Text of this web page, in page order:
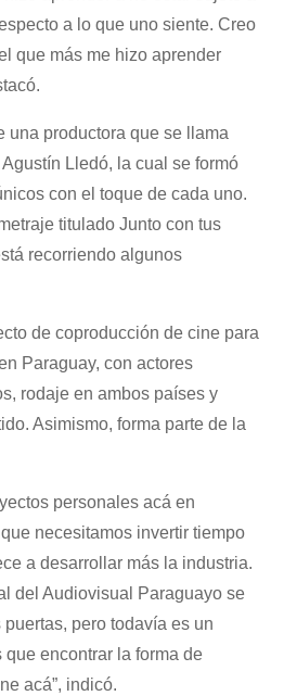
a lo que uno siente. Creo
que más me hizo aprender
una productora que se llama
Lledó, la cual se formó
con el toque de cada uno.
titulado Junto con tus
recorriendo algunos
de coproducción de cine para
Paraguay, con actores
rodaje en ambos países y
Asimismo, forma parte de la
personales acá en
necesitamos invertir tiempo
a desarrollar más la industria.
del Audiovisual Paraguayo se
pero todavía es un
encontrar la forma de
acá”, indicó.